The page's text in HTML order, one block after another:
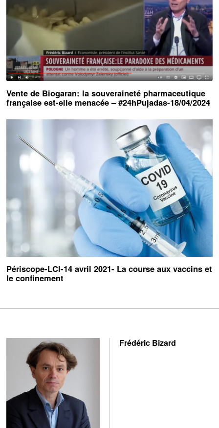
Vente de Biogaran: la souveraineté pharmaceutique
française est-elle menacée – #24hPujadas-18/04/2024
Périscope-LCI-14 avril 2021- La course aux vaccins et
le confinement
Frédéric Bizard